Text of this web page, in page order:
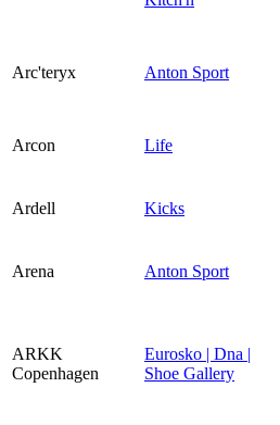
Arc'teryx Anton Sport
Arcon Life
Ardell Kicks
Arena Anton Sport
ARKK
Copenhagen
Eurosko | Dna |
Shoe Gallery